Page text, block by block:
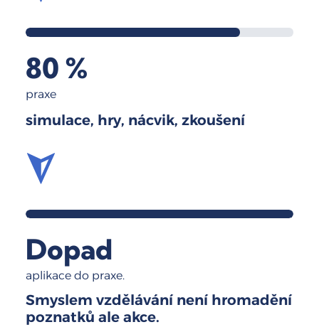
80 %
praxe
simulace, hry, nácvik, zkoušení
Dopad
aplikace do praxe.
Smyslem vzdělávání není hromadění
poznatků ale akce.